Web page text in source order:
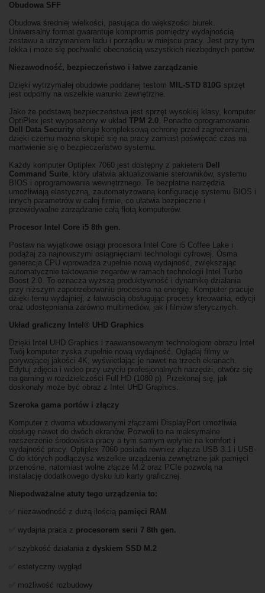
Obudowa SFF
Obudowa średniej wielkości, pasująca do większości biurek.
Uniwersalny format gwarantuje kompromis pomiędzy wydajnością
zestawu a utrzymaniem ładu i porządku w miejscu pracy. Jest przy tym
lekka i może się pochwalić obecnością wszystkich niezbędnych portów.
Niezawodność, bezpieczeństwo i łatwe zarządzanie
Dzięki wytrzymałej obudowie poddanej testom MIL-STD 810G sprzęt
jest odporny na wszelkie warunki zewnętrzne.
Jako że podstawą bezpieczeństwa jest sprzęt wysokiej klasy, komputer
OptiPlex jest wyposażony w układ TPM 2.0. Ponadto oprogramowanie
Dell Data Security oferuje kompleksową ochronę przed zagrożeniami,
dzięki czemu można skupić się na pracy zamiast poświęcać czas na
martwienie się o bezpieczeństwo systemu.
Każdy komputer Optiplex 7060 jest dostępny z pakietem Dell
Command Suite, który ułatwia aktualizowanie sterowników, systemu
BIOS i oprogramowania wewnętrznego. Te bezpłatne narzędzia
umożliwiają elastyczną, zautomatyzowaną konfigurację systemu BIOS i
innych parametrów w całej firmie, co ułatwia bezpieczne i
przewidywalne zarządzanie całą flotą komputerów.
Procesor Intel Core i5 8th gen.
Postaw na wyjątkowe osiągi procesora Intel Core i5 Coffee Lake i
podążaj za najnowszymi osiągnięciami technologii cyfrowej. Ósma
generacja CPU wprowadza zupełnie nową wydajność, zwiększając
automatycznie taktowanie zegarów w ramach technologii Intel Turbo
Boost 2.0. To oznacza wyższą produktywność i dynamikę działania
przy niższym zapotrzebowaniu procesora na energię. Komputer pracuje
dzięki temu wydajniej, z łatwością obsługując procesy kreowania, edycji
oraz udostępniania zarówno multimediów, jak i filmów sferycznych.
Układ graficzny Intel® UHD Graphics
Dzięki Intel UHD Graphics i zaawansowanym technologiom obrazu Intel
Twój komputer zyska zupełnie nową wydajność. Oglądaj filmy w
porywającej jakości 4K, wyświetlając je nawet na trzech ekranach.
Edytuj zdjęcia i wideo przy użyciu profesjonalnych narzędzi, otwórz się
na gaming w rozdzielczości Full HD (1080 p). Przekonaj się, jak
doskonały może być obraz z Intel UHD Graphics.
Szeroka gama portów i złączy
Komputer z dwoma wbudowanymi złączami DisplayPort umożliwia
obsługę nawet do dwóch ekranów. Pozwoli to na maksymalne
rozszerzenie środowiska pracy a tym samym wpłynie na komfort i
wydajność pracy. Optiplex 7060 posiada również złącza USB 3.1 i USB-
C do których podłączysz wszelkie urządzenia zewnętrzne jak pamięci
przenośne, natomiast wolne złącze M.2 oraz PCIe pozwolą na
instalację dodatkowego dysku lub karty graficznej.
Niepodważalne atuty tego urządzenia to:
✅ niezawodność z dużą ilością pamięci RAM
✅ wydajna praca z procesorem serii 7 8th gen.
✅ szybkość działania z dyskiem SSD M.2
✅ estetyczny wygląd
✅ możliwość rozbudowy